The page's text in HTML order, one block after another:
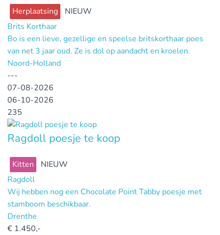
Herplaatsing
NIEUW
Brits Korthaar
Bo is een lieve, gezellige en speelse britskorthaar poes
van net 3 jaar oud. Ze is dol op aandacht en kroelen.
Noord-Holland
---
07-08-2026
06-10-2026
235
Ragdoll poesje te koop
Kitten
NIEUW
Ragdoll
Wij hebben nog een Chocolate Point Tabby poesje met
stamboom beschikbaar.
Drenthe
€ 1.450,-